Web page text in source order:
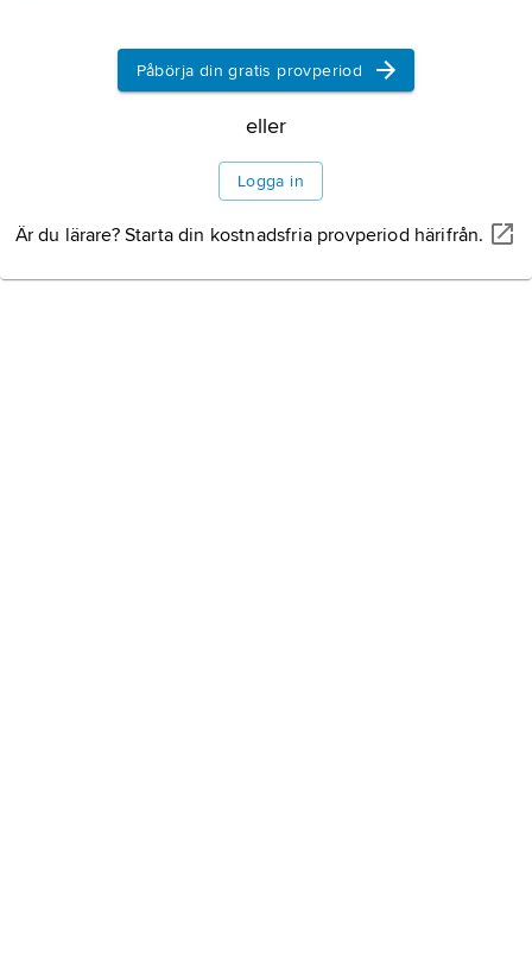
Påbörja din gratis provperiod
eller
Logga in
Är du lärare? Starta din kostnadsfria provperiod härifrån.